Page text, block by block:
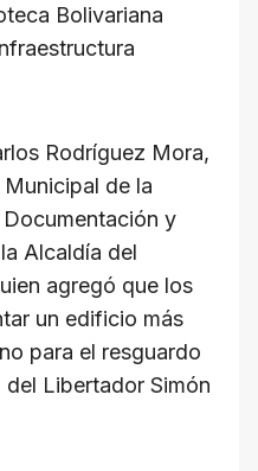
Bolivariana
Rodríguez Mora,
de la
y
Alcaldía del
agregó que los
un edificio más
para el resguardo
Libertador Simón